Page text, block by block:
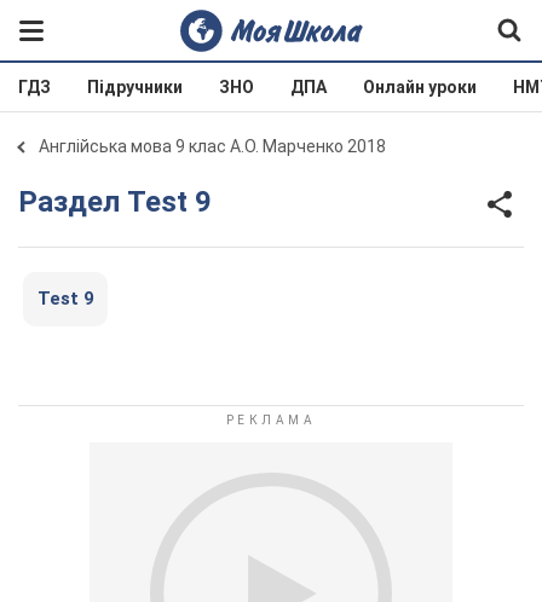
ГДЗ Підручники ЗНО ДПА Онлайн уроки
Англійська мова 9 клас А.О. Марченко 2018
Раздел Test 9
Test 9